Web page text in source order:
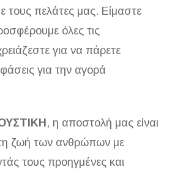
τους πελάτες μας. Είμαστε
όλες τις
για να πάρετε
για την αγορά
, η αποστολή μας είναι
ζωή των ανθρώπων με
τους προηγμένες και